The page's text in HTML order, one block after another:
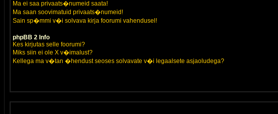
Ma ei saa privaats�numeid saata!
Ma saan soovimatuid privaats�numeid!
Sain sp�mmi v�i solvava kirja foorumi vahendusel!
phpBB 2 Info
Kes kirjutas selle foorumi?
Miks siin ei ole X v�imalust?
Kellega ma v�tan �hendust seoses solvavate v�i legaalsete asjaoludega?